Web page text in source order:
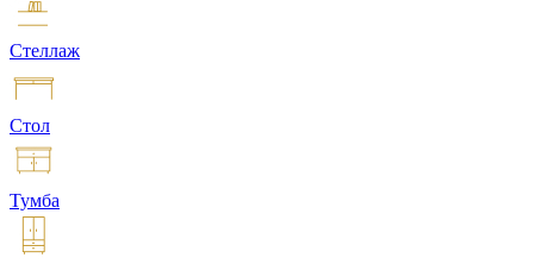
Стеллаж
Стол
Тумба